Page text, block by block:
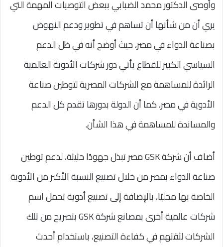
وأوصى الدكتور محمد الضبابي ببعض التوصيات المهمة التي
يري أن من شأنها أن تساهم في تطوير ودعم النهوض
بصناعة الدواء في مصر، حيث أوضح أنه في ظل الدعم
السياسي الكبير للقطاع يأتي دور شركات الأدوية العالمية
الرائدة للمساهمة مع الشركات المصرية لتوطين صناعة
الأدوية في مصر، كما أن الدولة بدورها تقدم كل الدعم
والمساندة للمساهمة في هذا الشأن.
أضاف أن شركة GSK مصر تبذل جهودًا حثيثة، لدعم توطين
صناعة الدواء بمصر من خلال تصنيع النسبة الأكبر من الأدوية
الخاصة بها محليًا، بالإضافة إلى تصنيع أدوية تحمل اسم
شركات عالمية أخرى بمصانع شركة GSK بتصريح من تلك
الشركات لثقتهم في كفاءة التصنيع، باستخدام أحدث